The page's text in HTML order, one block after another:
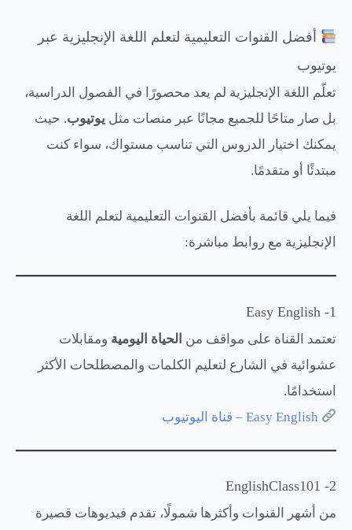
أفضل القنوات التعليمية لتعلم اللغة الإنجليزية عبر
يوتيوب
تعلّم اللغة الإنجليزية لم يعد محصورًا في الفصول الدراسية،
بل صار متاحًا للجميع مجانًا عبر منصات مثل يوتيوب. حيث
يمكنك اختيار الدروس التي تناسب مستواك، سواء كنت
مبتدئًا أو متقدمًا.
فيما يلي قائمة بأفضل القنوات التعليمية لتعلم اللغة
الإنجليزية مع روابط مباشرة:
1- Easy English
تعتمد القناة على مواقف من الحياة اليومية ومقابلات
عشوائية في الشارع لتعليم الكلمات والمصطلحات الأكثر
استخدامًا.
Easy English – قناة اليوتيوب
2- EnglishClass101
من أشهر القنوات وأكثرها شمولًا، تقدم فيديوهات قصيرة